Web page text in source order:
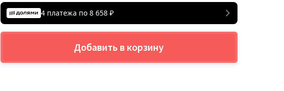
4 платежа по 8 658₽
Добавить в корзину